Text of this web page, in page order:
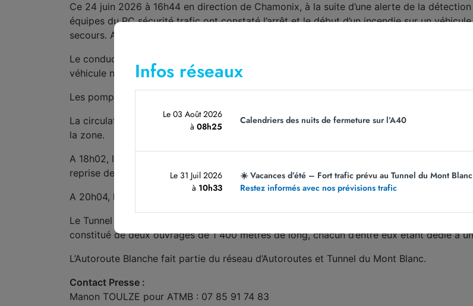
Ce 24 juin 2026 à 16h44 en direction de Chamonix, à la suite d’une alerte de la
équipes du PC sécurité trafic ont constaté l’arrêt et le début d’un incendie sur un
secours. A 16h46, le poste de contrôle de l’Autoroute Blanche a fermé le tunnel du
Le conducteur du véhicule s’est mis en sécurité dans une issue de secours et a été
véhicule n’est impliqué, et aucune victime n’est à déplorer.
Les pompiers sont intervenus et ont maîtrisé l’incendie, qui a été éteint à 17h49.
La circulation a été coupée dans les deux sens durant la durée d’intervention des
la zone.
A 18h02, la circulation a été rétablie en direction de Mâcon uniquement, afin d’évacuer
reprise de la circulation en sécurité.
A 20h04, la circulation a été réouverte dans les deux sens de circulation.
Le Tunnel du Vuache se situe sur l’Autoroute Blanche (A40) entre Bellegarde dans l’Ain
constitué de deux ouvrages de 1 400 mètres de long, chacun d’entre eux étant dédié à
L’Autoroute Blanche fait partie du réseau d’Autoroutes et Tunnel du Mont Blanc.
Contact Presse :
Manon TOULZE pour ATMB : 07 85 91 74 83
Infos réseaux
Le 03 Août 2026
à08h25
Calendriers des nuits de fermeture sur l’A40
Le 31 Juil 2026
à 10h33
☀️ Vacances d’été – Fort trafic prévu au Tunnel du Mont Blanc
Restez informés avec nos prévisions trafic